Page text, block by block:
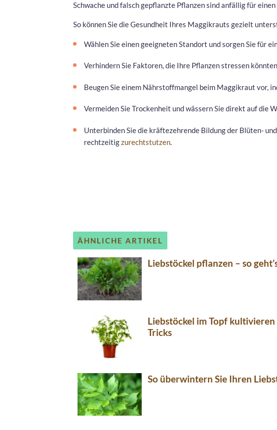
Schwache und falsch gepflanzte Pflanzen sind anfällig für
So können Sie die Gesundheit Ihres Maggikrauts gezielt
Wählen Sie einen geeigneten Standort und sorgen Sie für
Verhindern Sie Faktoren, die Ihre Pflanzen stressen
Beugen Sie einem Nährstoffmangel beim Maggikraut vor,
Vermeiden Sie Trockenheit und wässern Sie direkt auf die
Unterbinden Sie die kräftezehrende Bildung der Blüten-
rechtzeitigzurechtstutzen.
ÄHNLICHE ARTIKEL
Liebstöckel pflanzen – so
Liebstöckel im Topf kultivieren
Tricks
So überwintern Sie Ihren